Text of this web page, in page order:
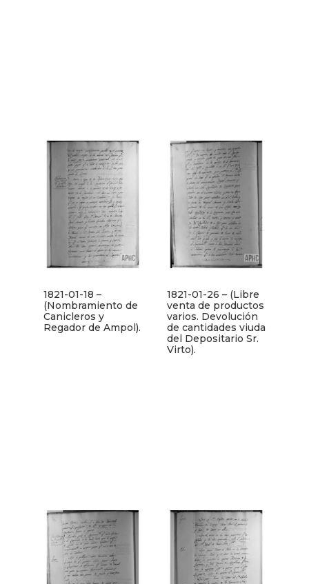
1821-01-18 –
(Nombramiento de
Canicleros y
Regador de Ampol).
1821-01-26 – (Libre
venta de productos
varios. Devolución
de cantidades viuda
del Depositario Sr.
Virto).